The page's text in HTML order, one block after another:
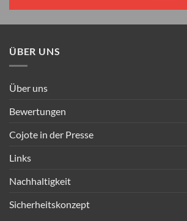
ÜBER UNS
Über uns
Bewertungen
Cojote in der Presse
Links
Nachhaltigkeit
Sicherheitskonzept